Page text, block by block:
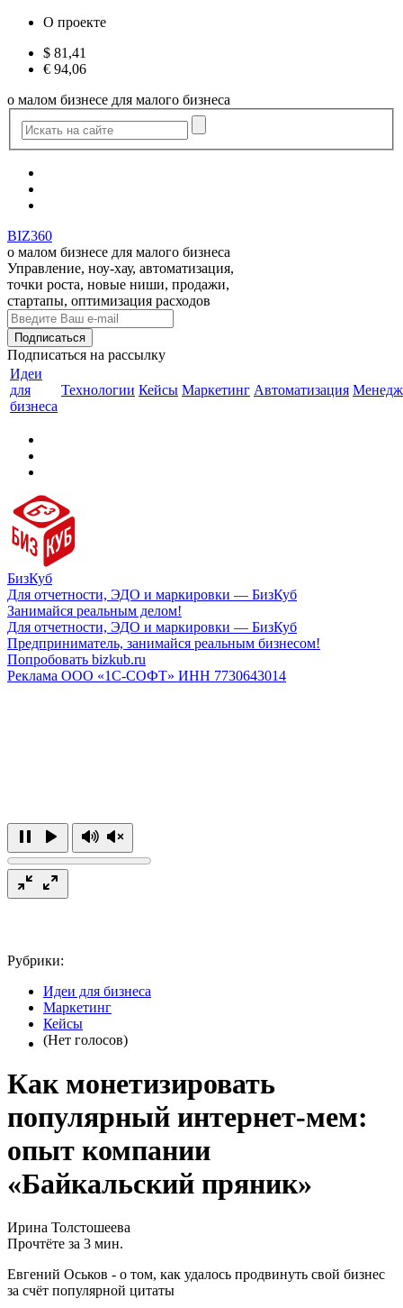
О проекте
$ 81,41
€ 94,06
о малом бизнесе для малого бизнеса
BIZ360
о малом бизнесе для малого бизнеса
Управление, ноу-хау, автоматизация,
точки роста, новые ниши, продажи,
стартапы, оптимизация расходов
Подписаться на рассылку
Идеи
для
бизнеса
Технологии Кейсы Маркетинг Автоматизация
БизКуб
Для отчетности, ЭДО и маркировки — БизКуб
Занимайся реальным делом!
Для отчетности, ЭДО и маркировки — БизКуб
Предприниматель, занимайся реальным бизнесом!
Попробовать bizkub.ru
Реклама ООО «1С-СОФТ» ИНН 7730643014
Рубрики:
Идеи для бизнеса
Маркетинг
Кейсы
(Нет голосов)
Как монетизировать
популярный интернет-мем:
опыт компании
«Байкальский пряник»
Ирина Толстошеева
Прочтёте за 3 мин.
Евгений Оськов - о том, как удалось продвинуть свой бизнес
за счёт популярной цитаты